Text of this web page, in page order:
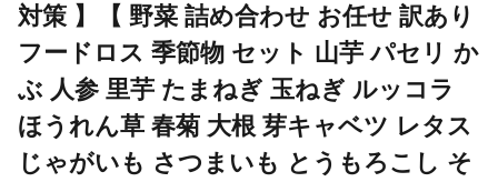
対策 】【 野菜 詰め合わせ お任せ 訳あり
フードロス 季節物 セット 山芋 パセリ か
ぶ 人参 里芋 たまねぎ 玉ねぎ ルッコラ
ほうれん草 春菊 大根 芽キャベツ レタス
じゃがいも さつまいも とうもろこし そ